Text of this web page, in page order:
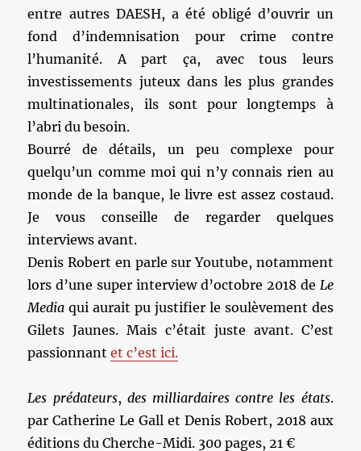
entre autres DAESH, a été obligé d’ouvrir un
fond d’indemnisation pour crime contre
l’humanité. A part ça, avec tous leurs
investissements juteux dans les plus grandes
multinationales, ils sont pour longtemps à
l’abri du besoin.
Bourré de détails, un peu complexe pour
quelqu’un comme moi qui n’y connais rien au
monde de la banque, le livre est assez costaud.
Je vous conseille de regarder quelques
interviews avant.
Denis Robert en parle sur Youtube, notamment
lors d’une super interview d’octobre 2018 de Le
Mediaqui aurait pu justifier le soulèvement des
Gilets Jaunes. Mais c’était juste avant. C’est
passionnantet c’est ici.
Les prédateurs, des milliardaires contre les états.
par Catherine Le Gall et Denis Robert, 2018 aux
éditions du Cherche-Midi. 300 pages, 21 €